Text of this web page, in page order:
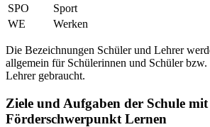
SPO
Sport
WE
Werken
Die Bezeichnungen Schüler und Lehrer
allgemein für Schülerinnen und Schüler
Lehrer gebraucht.
Ziele und Aufgaben der Schule mit
Förderschwerpunkt Lernen